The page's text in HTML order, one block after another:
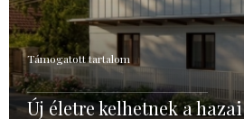
Támogatott tartalom
Új életre kelhetnek a